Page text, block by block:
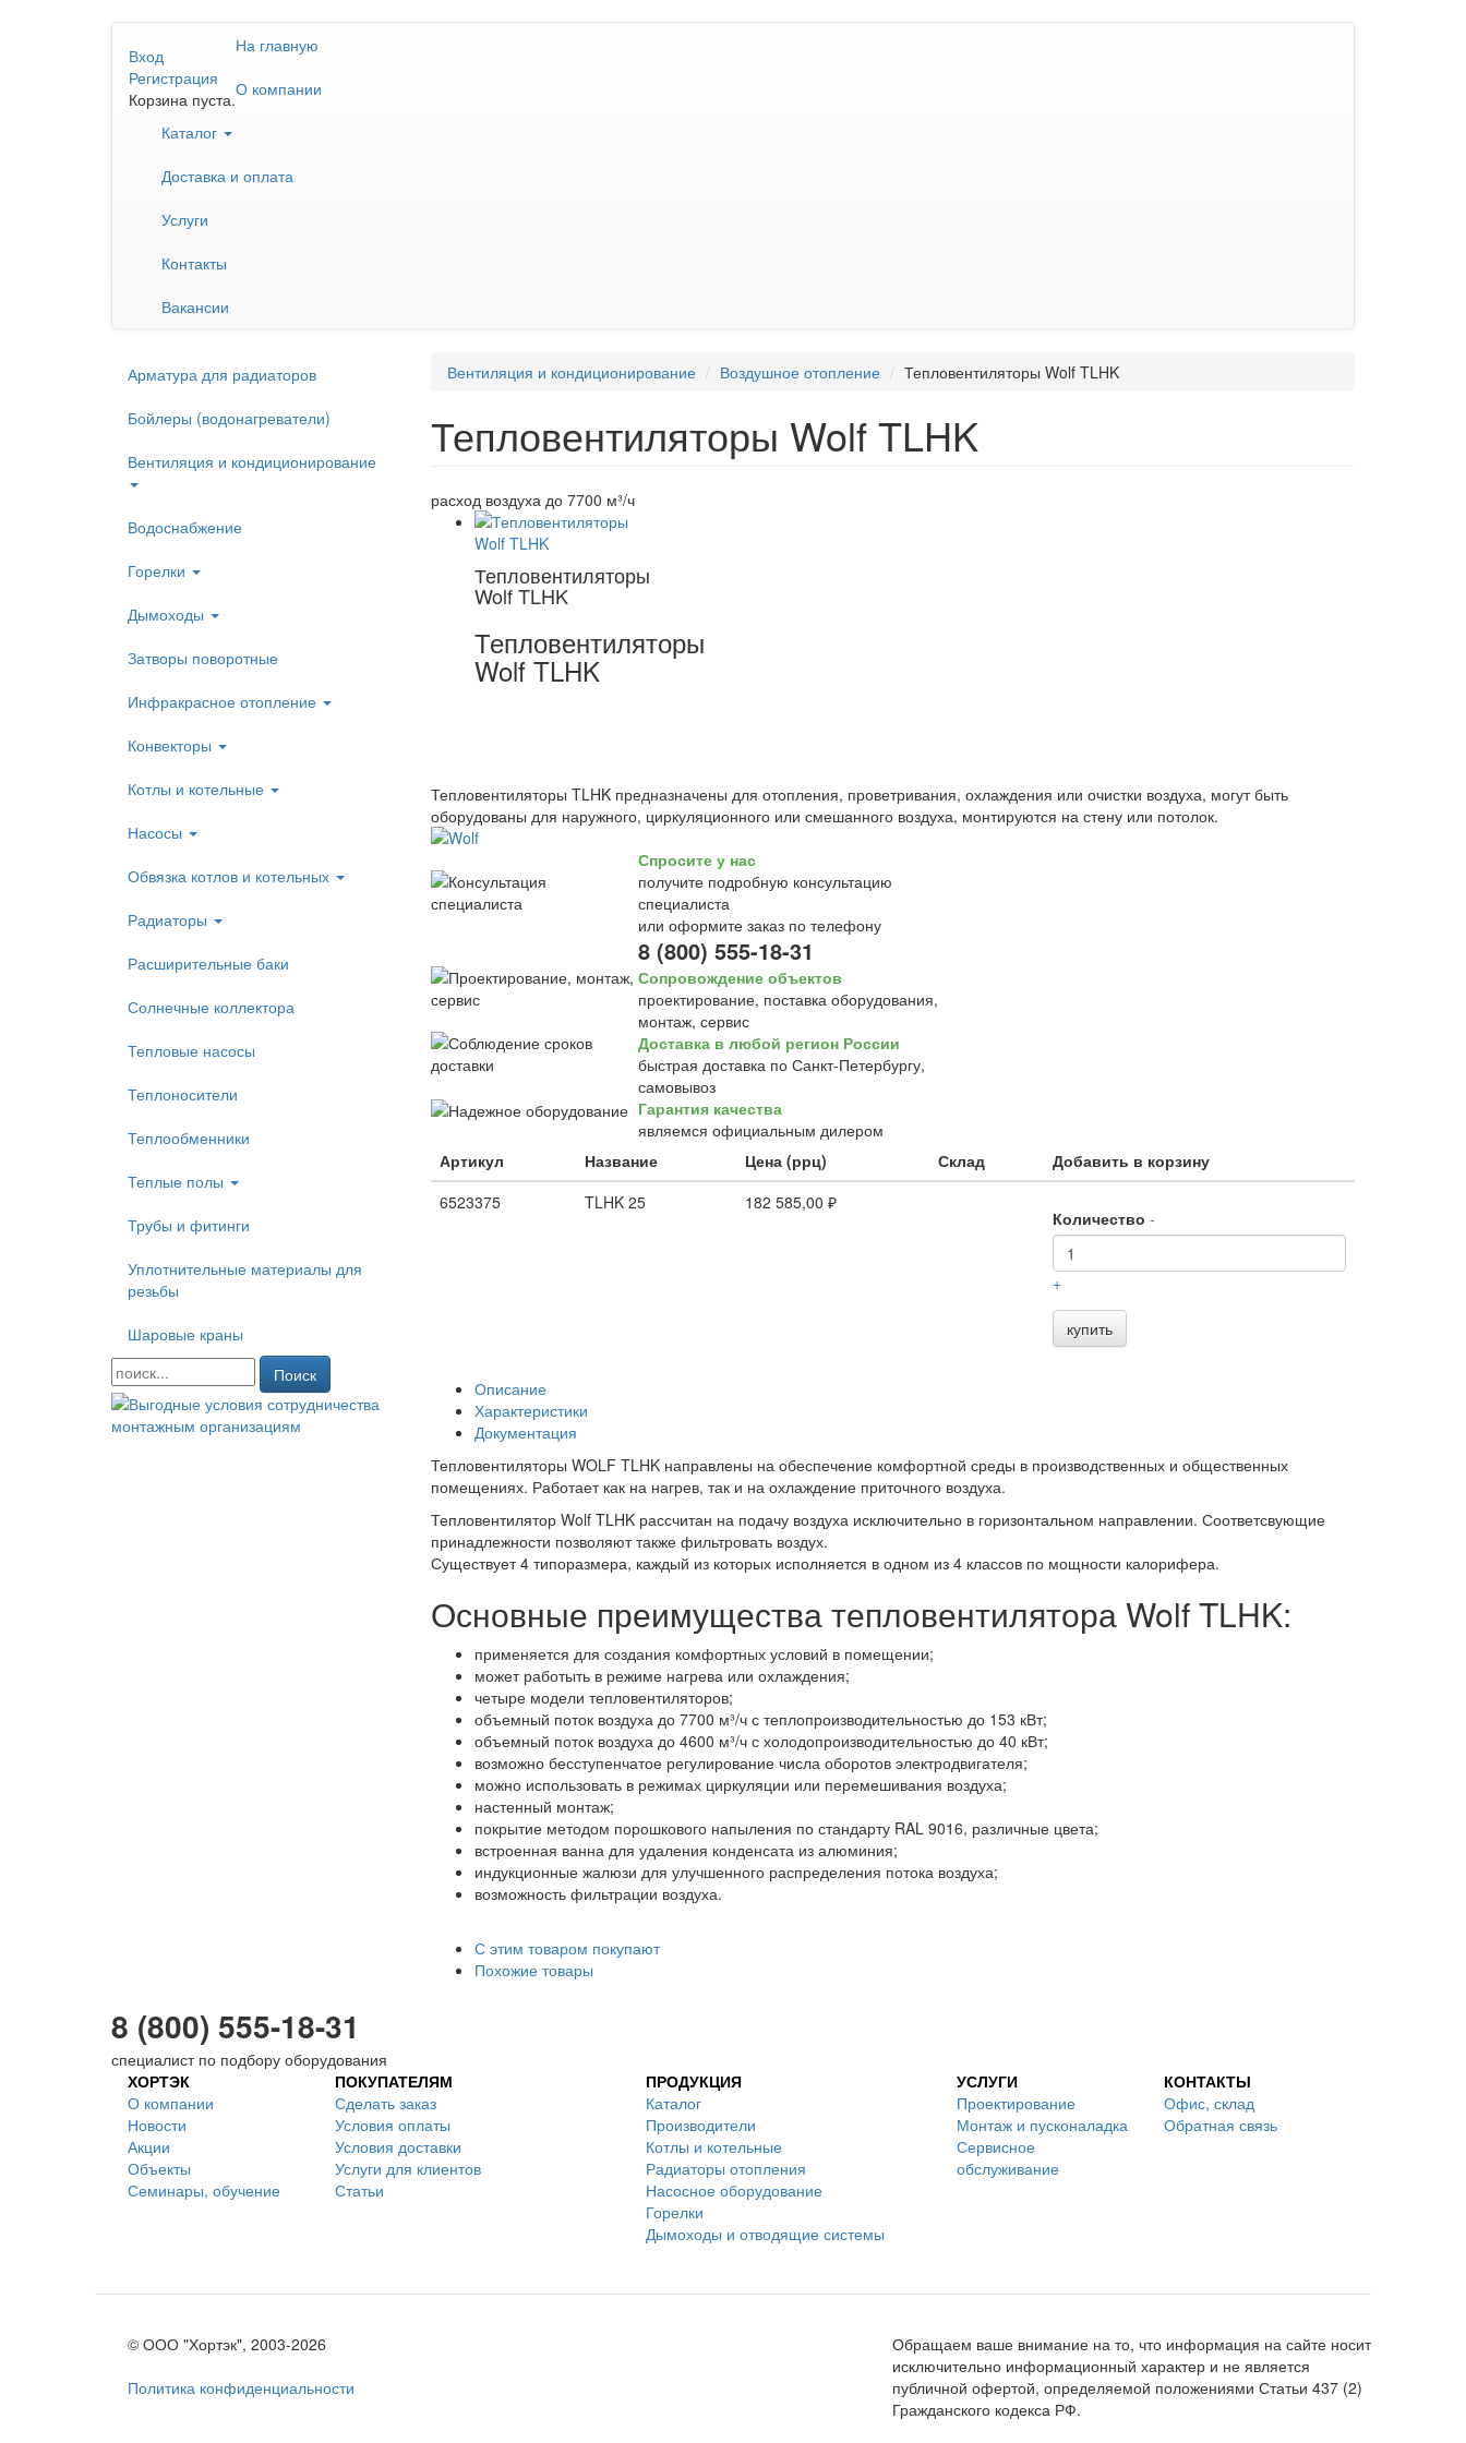
Вход
Регистрация
Корзина пуста.
На главную
О компании
Каталог
Доставка и оплата
Услуги
Контакты
Вакансии
Арматура для радиаторов
Бойлеры (водонагреватели)
Вентиляция и кондиционирование
Водоснабжение
Горелки
Дымоходы
Затворы поворотные
Инфракрасное отопление
Конвекторы
Котлы и котельные
Насосы
Обвязка котлов и котельных
Радиаторы
Расширительные баки
Солнечные коллектора
Тепловые насосы
Теплоносители
Теплообменники
Теплые полы
Трубы и фитинги
Уплотнительные материалы для
резьбы
Шаровые краны
Поиск
Вентиляция и кондиционирование Воздушное отопление Тепловентиляторы Wolf TLHK
Тепловентиляторы Wolf TLHK
расход воздуха до 7700 м³/ч
Тепловентиляторы
Wolf TLHK
Тепловентиляторы
Wolf TLHK
Тепловентиляторы TLHK предназначены для отопления, проветривания, охлаждения или очистки воздуха, могут быть
оборудованы для наружного, циркуляционного или смешанного воздуха, монтируются на стену или потолок.
Спросите у нас
получите подробную консультацию
специалиста
или оформите заказ по телефону
8 (800) 555-18-31
Сопровождение объектов
проектирование, поставка оборудования,
монтаж, сервис
Доставка в любой регион России
быстрая доставка по Санкт-Петербургу,
самовывоз
Гарантия качества
являемся официальным дилером
Артикул
Название Цена (ррц) Склад
Добавить в корзину
6523375
TLHK 25 182 585,00 ₽
Количество -
+
купить
Описание
Характеристики
Документация
Тепловентиляторы WOLF TLHK направлены на обеспечение комфортной среды в производственных и общественных
помещениях. Работает как на нагрев, так и на охлаждение приточного воздуха.
Тепловентилятор Wolf TLHK рассчитан на подачу воздуха исключительно в горизонтальном направлении. Соответсвующие
принадлежности позволяют также фильтровать воздух.
Существует 4 типоразмера, каждый из которых исполняется в одном из 4 классов по мощности калорифера.
Основные преимущества тепловентилятора Wolf TLHK:
применяется для создания комфортных условий в помещении;
может работыть в режиме нагрева или охлаждения;
четыре модели тепловентиляторов;
объемный поток воздуха до 7700 м³/ч с теплопроизводительностью до 153 кВт;
объемный поток воздуха до 4600 м³/ч с холодопроизводительностью до 40 кВт;
возможно бесступенчатое регулирование числа оборотов электродвигателя;
можно использовать в режимах циркуляции или перемешивания воздуха;
настенный монтаж;
покрытие методом порошкового напыления по стандарту RAL 9016, различные цвета;
встроенная ванна для удаления конденсата из алюминия;
индукционные жалюзи для улучшенного распределения потока воздуха;
возможность фильтрации воздуха.
С этим товаром покупают
Похожие товары
8 (800) 555-18-31
специалист по подбору оборудования
ХОРТЭК
О компании
Новости
Акции
Объекты
Семинары, обучение
ПОКУПАТЕЛЯМ
Сделать заказ
Условия оплаты
Условия доставки
Услуги для клиентов
Статьи
ПРОДУКЦИЯ
Каталог
Производители
Котлы и котельные
Радиаторы отопления
Насосное оборудование
Горелки
Дымоходы и отводящие системы
УСЛУГИ
Проектирование
Монтаж и пусконаладка
Сервисное
обслуживание
КОНТАКТЫ
Офис, склад
Обратная связь
© ООО "Хортэк", 2003-2026
Политика конфиденциальности
Обращаем ваше внимание на то, что информация на сайте носит
исключительно информационный характер и не является
публичной офертой, определяемой положениями Статьи 437 (2)
Гражданского кодекса РФ.